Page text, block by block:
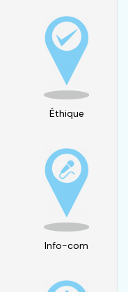
Éthique
Info-com